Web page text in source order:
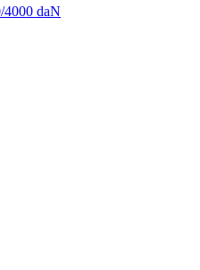
4000 daN